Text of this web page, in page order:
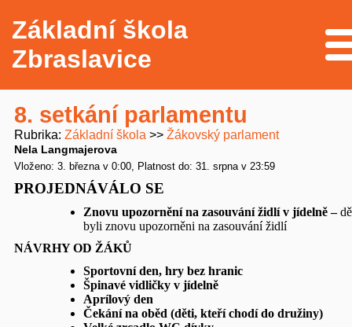
Základní škola
Zbraslavice
8. setkání parlamentu
Rubrika Základní škola Žákovský parlament
Nela Langmajerova
Vloženo: 3. března v 0:00 Platnost do: 31. srpna v 23:59
PROJEDNÁVÁLO SE
Znovu upozornění na zasouvání židlí v jídelně –
byli znovu upozorněni na zasouvání židlí
NÁVRHY OD ŽÁKŮ
Sportovní den, hry bez hranic
Špinavé vidličky v jídelně
Aprílový den
Čekání na oběd (děti, kteří chodí do družiny)